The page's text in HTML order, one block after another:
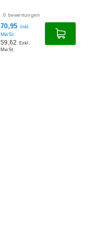
0 bewertungen
70,95
Inkl.
MwSt.
59,62
Exkl.
MwSt.